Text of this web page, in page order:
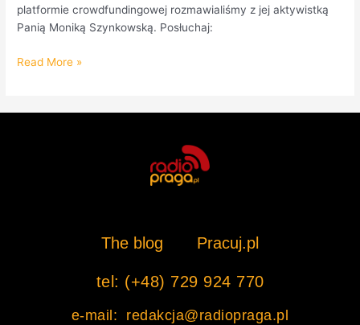
platformie crowdfundingowej rozmawialiśmy z jej aktywistką
Panią Moniką Szynkowską. Posłuchaj:
Read More »
The blog Pracuj.pl
tel: (+48) 729 924 770
e-mail: redakcja@radiopraga.pl